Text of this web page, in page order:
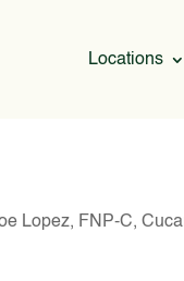
Locations
Lopez, FNP-C,